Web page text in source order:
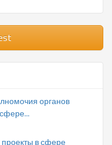
органов
в сфере